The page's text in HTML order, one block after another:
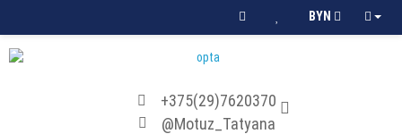
BYN
+375(29)7620370
@Motuz_Tatyana